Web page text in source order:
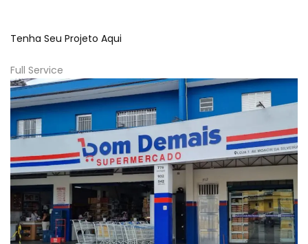
Tenha Seu Projeto Aqui
Full Service